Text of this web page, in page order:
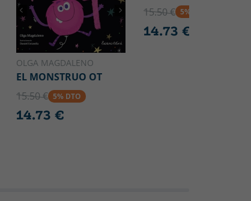
OLGA MAGDALENO
EL MONSTRUO OT
15.50 € 5% DTO
14.73 €
15.50 € 5% DTO
14.73 €